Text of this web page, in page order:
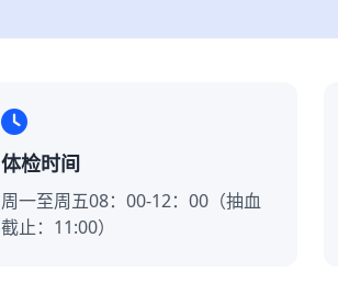
体检时间
周一至周五08：00-12：00（抽血
截止：11:00）